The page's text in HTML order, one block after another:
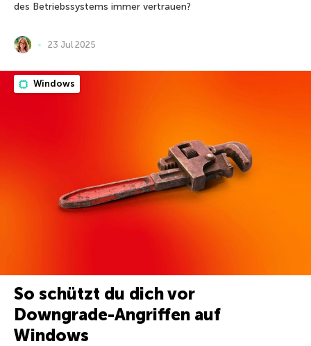
des Betriebssystems immer vertrauen?
23 Jul 2025
Windows
So schützt du dich vor
Downgrade-Angriffen auf
Windows